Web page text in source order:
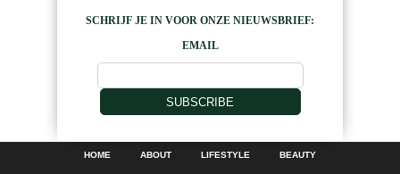
SCHRIJF JE IN VOOR ONZE NIEUWSBRIEF:
EMAIL
SUBSCRIBE
HOME ABOUT LIFESTYLE BEAUTY